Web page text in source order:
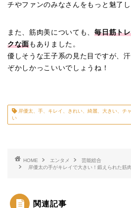
チやファンのみなさんをもっと魅了
また、筋肉美についても、毎日筋ト
クな面もありました。
優しそうな王子系の見た目ですが、
ぞかしかっこいいでしょうね！
岸優太、手、キレイ、きれい、綺麗、大きい、チ
い
HOME エンタメ
芸能総合
岸優太の手がキレイで大きい！鍛えられた筋
関連記事